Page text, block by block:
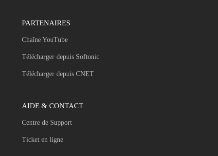
PARTENAIRES
Chaîne YouTube
Télécharger depuis Softonic
Télécharger depuis CNET
AIDE & CONTACT
Centre de Support
Ticket en ligne